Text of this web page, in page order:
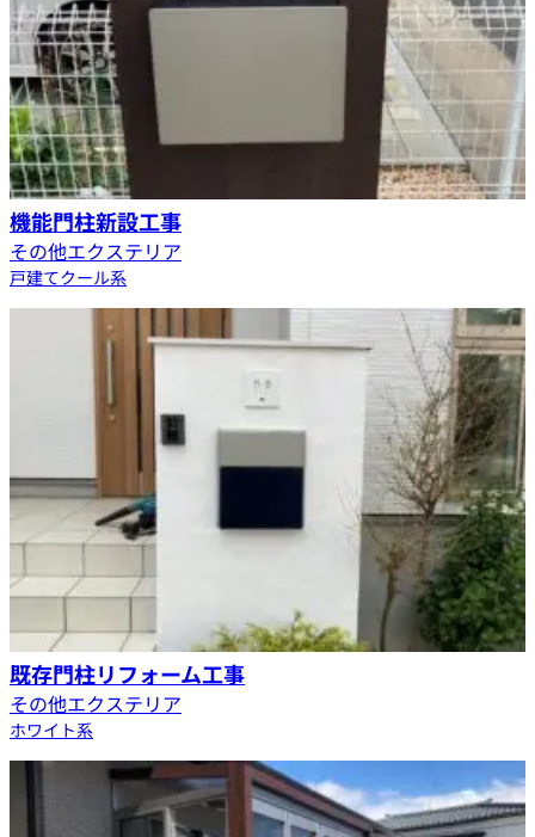
機能門柱新設工事
その他エクステリア
戸建てクール系
既存門柱リフォーム工事
その他エクステリア
ホワイト系